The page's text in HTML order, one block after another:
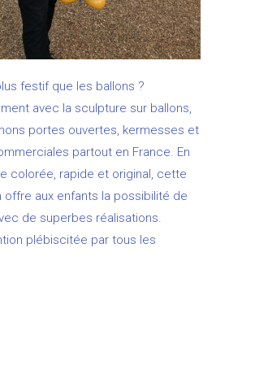
festif que les ballons ?
avec la sculpture sur ballons,
portes ouvertes, kermesses et
partout en France. En
colorée, rapide et original, cette
offre aux enfants la possibilité de
de superbes réalisations.
plébiscitée par tous les